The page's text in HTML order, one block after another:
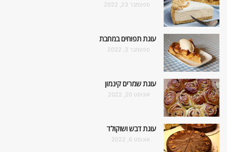
ספטמבר 23, 2022
עוגת תפוחים במחבת
ספטמבר 3, 2022
עוגת שמרים קינמון
אוגוסט 20, 2022
עוגת דבש ושוקולד
אוגוסט 6, 2022